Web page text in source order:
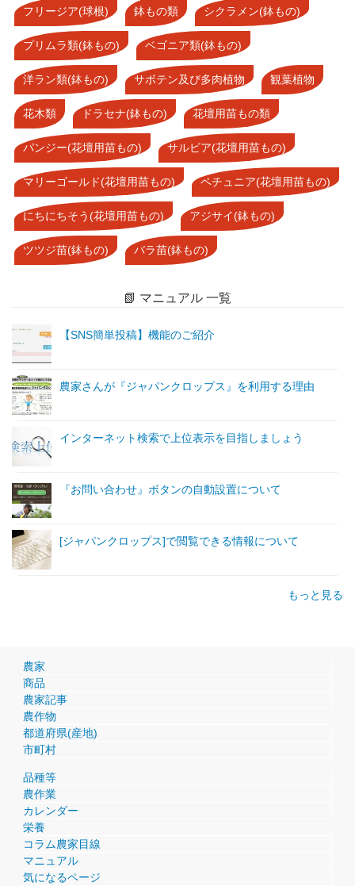
フリージア(球根) 鉢もの類 シクラメン(鉢もの)
プリムラ類(鉢もの) ベゴニア類(鉢もの)
洋ラン類(鉢もの) サボテン及び多肉植物 観葉植物
花木類 ドラセナ(鉢もの) 花壇用苗もの類
パンジー(花壇用苗もの) サルビア(花壇用苗もの)
マリーゴールド(花壇用苗もの) ペチュニア(花壇用苗もの)
にちにちそう(花壇用苗もの) アジサイ(鉢もの)
ツツジ苗(鉢もの) バラ苗(鉢もの)
📗 マニュアル 一覧
【SNS簡単投稿】機能のご紹介
農家さんが『ジャパンクロップス』を利用する理由
インターネット検索で上位表示を目指しましょう
『お問い合わせ』ボタンの自動設置について
[ジャパンクロップス]で閲覧できる情報について
もっと見る
農家
商品
農家記事
農作物
都道府県(産地)
市町村
品種等
農作業
カレンダー
栄養
コラム農家目線
マニュアル
気になるページ